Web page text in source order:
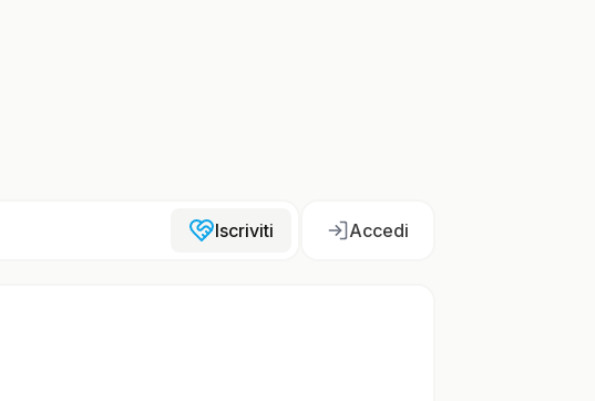
Iscriviti Accedi